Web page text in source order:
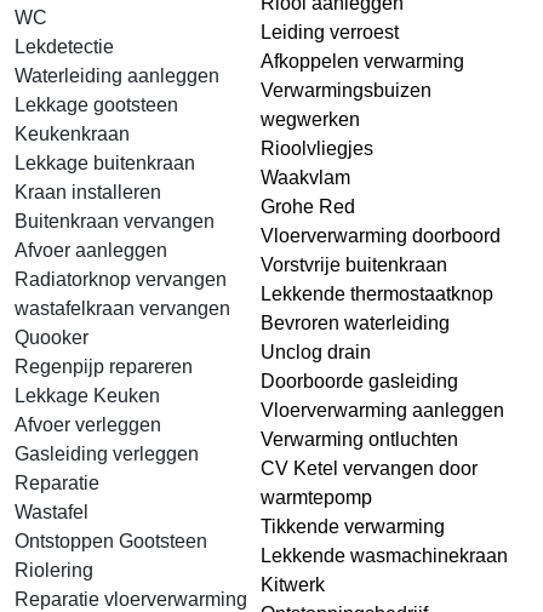
WC
Lekdetectie
Waterleiding aanleggen
Lekkage gootsteen
Keukenkraan
Lekkage buitenkraan
Kraan installeren
Buitenkraan vervangen
Afvoer aanleggen
Radiatorknop vervangen
wastafelkraan vervangen
Quooker
Regenpijp repareren
Lekkage Keuken
Afvoer verleggen
Gasleiding verleggen
Reparatie
Wastafel
Ontstoppen Gootsteen
Riolering
Reparatie vloerverwarming
Leiding verroest
Afkoppelen verwarming
Verwarmingsbuizen
wegwerken
Rioolvliegjes
Waakvlam
Grohe Red
Vloerverwarming doorboord
Vorstvrije buitenkraan
Lekkende thermostaatknop
Bevroren waterleiding
Unclog drain
Doorboorde gasleiding
Vloerverwarming aanleggen
Verwarming ontluchten
CV Ketel vervangen door
warmtepomp
Tikkende verwarming
Lekkende wasmachinekraan
Kitwerk